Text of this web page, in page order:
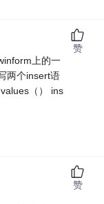
上的一
两个insert语
（） ins
赞
赞